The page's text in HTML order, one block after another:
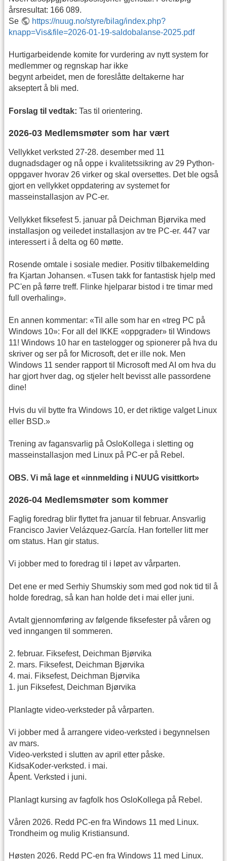
årsresultat: 166 089.
Se
https://nuug.no/styre/bilag/index.php?
knapp=Vis&file=2026-01-19-saldobalanse-2025.pdf
Hurtigarbeidende komite for vurdering av nytt system for
medlemmer og regnskap har ikke
begynt arbeidet, men de foreslåtte deltakerne har
akseptert å bli med.
Forslag til vedtak: Tas til orientering.
2026-03 Medlemsmøter som har vært
Vellykket verksted 27-28. desember med 11
dugnadsdager og nå oppe i kvalitetssikring av 29 Python-
oppgaver hvorav 26 virker og skal oversettes. Det ble også
gjort en vellykket oppdatering av systemet for
masseinstallasjon av PC-er.
Vellykket fiksefest 5. januar på Deichman Bjørvika med
installasjon og veiledet installasjon av tre PC-er. 447 var
interessert i å delta og 60 møtte.
Rosende omtale i sosiale medier. Positiv tilbakemelding
fra Kjartan Johansen. «Tusen takk for fantastisk hjelp med
PC'en på førre treff. Flinke hjelparar bistod i tre timar med
full overhaling».
En annen kommentar: «Til alle som har en «treg PC på
Windows 10»: For all del IKKE «oppgrader» til Windows
11! Windows 10 har en tastelogger og spionerer på hva du
skriver og ser på for Microsoft, det er ille nok. Men
Windows 11 sender rapport til Microsoft med AI om hva du
har gjort hver dag, og stjeler helt bevisst alle passordene
dine!
Hvis du vil bytte fra Windows 10, er det riktige valget Linux
eller BSD.»
Trening av fagansvarlig på OsloKollega i sletting og
masseinstallasjon med Linux på PC-er på Rebel.
OBS. Vi må lage et «innmelding i NUUG visittkort»
2026-04 Medlemsmøter som kommer
Faglig foredrag blir flyttet fra januar til februar. Ansvarlig
Francisco Javier Velázquez-García. Han forteller litt mer
om status. Han gir status.
Vi jobber med to foredrag til i løpet av vårparten.
Det ene er med Serhiy Shumskiy som med god nok tid til å
holde foredrag, så kan han holde det i mai eller juni.
Avtalt gjennomføring av følgende fiksefester på våren og
ved inngangen til sommeren.
2. februar. Fiksefest, Deichman Bjørvika
2. mars. Fiksefest, Deichman Bjørvika
4. mai. Fiksefest, Deichman Bjørvika
1. jun Fiksefest, Deichman Bjørvika
Planlagte video-verksteder på vårparten.
Vi jobber med å arrangere video-verksted i begynnelsen
av mars.
Video-verksted i slutten av april etter påske.
KidsaKoder-verksted. i mai.
Åpent. Verksted i juni.
Planlagt kursing av fagfolk hos OsloKollega på Rebel.
Våren 2026. Redd PC-en fra Windows 11 med Linux.
Trondheim og mulig Kristiansund.
Høsten 2026. Redd PC-en fra Windows 11 med Linux.